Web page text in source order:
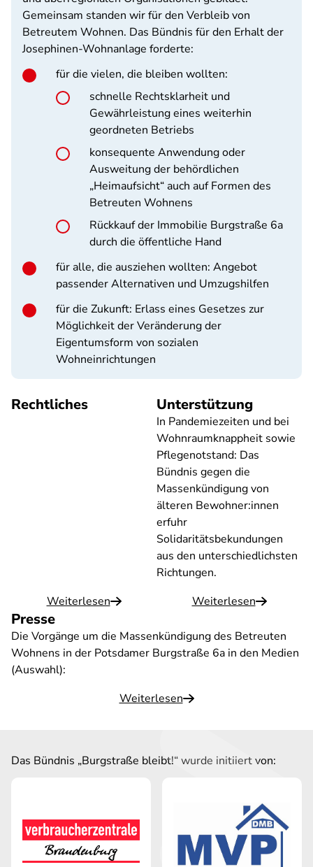
Gemeinsam standen wir für den Verbleib von
Betreutem Wohnen. Das Bündnis für den Erhalt der
Josephinen-Wohnanlage forderte:
für die vielen, die bleiben wollten:
schnelle Rechtsklarheit und
Gewährleistung eines weiterhin
geordneten Betriebs
konsequente Anwendung oder
Ausweitung der behördlichen
„Heimaufsicht“ auch auf Formen des
Betreuten Wohnens
Rückkauf der Immobilie Burgstraße 6a
durch die öffentliche Hand
für alle, die ausziehen wollten: Angebot
passender Alternativen und Umzugshilfen
für die Zukunft: Erlass eines Gesetzes zur
Möglichkeit der Veränderung der
Eigentumsform von sozialen
Wohneinrichtungen
Rechtliches
Weiterlesen
Unterstützung
In Pandemiezeiten und bei
Wohnraumknappheit sowie
Pflegenotstand: Das
Bündnis gegen die
Massenkündigung von
älteren Bewohner:innen
erfuhr
Solidaritätsbekundungen
aus den unterschiedlichsten
Richtungen.
Weiterlesen
Presse
Die Vorgänge um die Massenkündigung des Betreuten
Wohnens in der Potsdamer Burgstraße 6a in den Medien
(Auswahl):
Weiterlesen
Das Bündnis „Burgstraße bleibt!“ wurde initiiert von: